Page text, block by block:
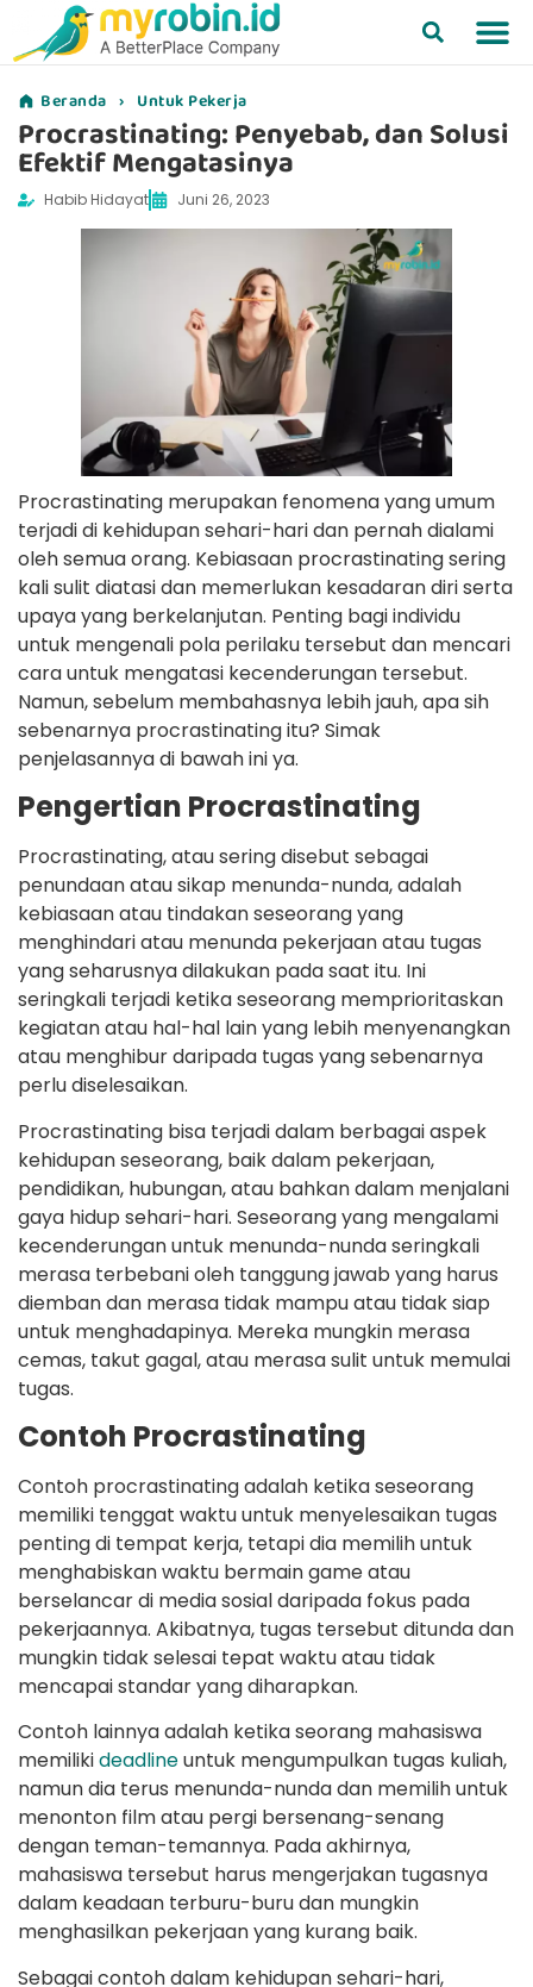
Beranda › Untuk Pekerja
Procrastinating: Penyebab, dan Solusi
Efektif Mengatasinya
Habib Hidayat Juni 26, 2023
Procrastinating merupakan fenomena yang umum
terjadi di kehidupan sehari-hari dan pernah dialami
oleh semua orang. Kebiasaan procrastinating sering
kali sulit diatasi dan memerlukan kesadaran diri serta
upaya yang berkelanjutan. Penting bagi individu
untuk mengenali pola perilaku tersebut dan mencari
cara untuk mengatasi kecenderungan tersebut.
Namun, sebelum membahasnya lebih jauh, apa sih
sebenarnya procrastinating itu? Simak
penjelasannya di bawah ini ya.
Pengertian Procrastinating
Procrastinating, atau sering disebut sebagai
penundaan atau sikap menunda-nunda, adalah
kebiasaan atau tindakan seseorang yang
menghindari atau menunda pekerjaan atau tugas
yang seharusnya dilakukan pada saat itu. Ini
seringkali terjadi ketika seseorang memprioritaskan
kegiatan atau hal-hal lain yang lebih menyenangkan
atau menghibur daripada tugas yang sebenarnya
perlu diselesaikan.
Procrastinating bisa terjadi dalam berbagai aspek
kehidupan seseorang, baik dalam pekerjaan,
pendidikan, hubungan, atau bahkan dalam menjalani
gaya hidup sehari-hari. Seseorang yang mengalami
kecenderungan untuk menunda-nunda seringkali
merasa terbebani oleh tanggung jawab yang harus
diemban dan merasa tidak mampu atau tidak siap
untuk menghadapinya. Mereka mungkin merasa
cemas, takut gagal, atau merasa sulit untuk memulai
tugas.
Contoh Procrastinating
Contoh procrastinating adalah ketika seseorang
memiliki tenggat waktu untuk menyelesaikan tugas
penting di tempat kerja, tetapi dia memilih untuk
menghabiskan waktu bermain game atau
berselancar di media sosial daripada fokus pada
pekerjaannya. Akibatnya, tugas tersebut ditunda dan
mungkin tidak selesai tepat waktu atau tidak
mencapai standar yang diharapkan.
Contoh lainnya adalah ketika seorang mahasiswa
memilikideadlineuntuk mengumpulkan tugas kuliah,
namun dia terus menunda-nunda dan memilih untuk
menonton film atau pergi bersenang-senang
dengan teman-temannya. Pada akhirnya,
mahasiswa tersebut harus mengerjakan tugasnya
dalam keadaan terburu-buru dan mungkin
menghasilkan pekerjaan yang kurang baik.
Sebagai contoh dalam kehidupan sehari-hari,